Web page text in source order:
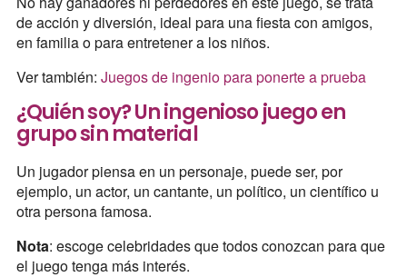
de acción y diversión, ideal para una fiesta con amigos,
en familia o para entretener a los niños.
Ver también: Juegos de ingenio para ponerte a prueba
¿Quién soy? Un ingenioso juego en
grupo sin material
Un jugador piensa en un personaje, puede ser, por
ejemplo, un actor, un cantante, un político, un científico u
otra persona famosa.
Nota: escoge celebridades que todos conozcan para que
el juego tenga más interés.